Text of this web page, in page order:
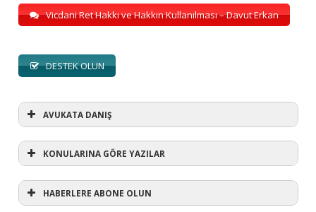
Vicdani Ret Hakkı ve Hakkın Kullanılması – Davut Erkan
DESTEK OLUN
AVUKATA DANIŞ
KONULARINA GÖRE YAZILAR
HABERLERE ABONE OLUN